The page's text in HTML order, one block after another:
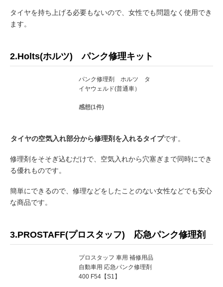
タイヤを持ち上げる必要もないので、女性でも問題なく使用でき
ます。
2.Holts(ホルツ) パンク修理キット
パンク修理剤 ホルツ タ
イヤウェルド(普通車）
感想(1件)
タイヤの空気入れ部分から修理剤を入れるタイプです。
修理剤をそそぎ込むだけで、空気入れから穴塞ぎまで同時にでき
る優れものです。
簡単にできるので、修理などをしたことのない女性などでも安心
な商品です。
3.PROSTAFF(プロスタッフ) 応急パンク修理剤
プロスタッフ 車用 補修用品
自動車用 応急パンク修理剤
400 F54【S1】